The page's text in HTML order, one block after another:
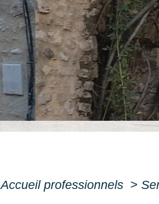
Accueil professionnels >